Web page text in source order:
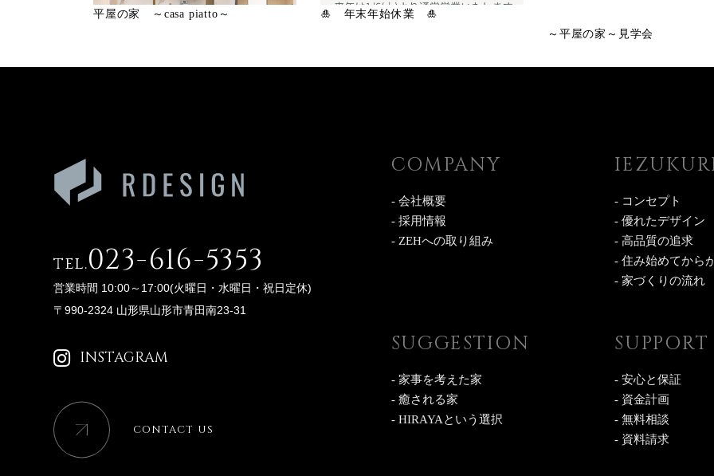
平屋の家 ～casa piatto～
🎍 年末年始休業 🎍
～平屋の家～見学会
tel.023-616-5353
営業時間 10:00～17:00(火曜日・水曜日・祝日定休)
〒990-2324 山形県山形市青田南23-31
INSTAGRAM
CONTACT US
COMPANY
- 会社概要
- 採用情報
- ZEHへの取り組み
- コンセプト
- 優れたデザイン
- 高品質の追求
- 住み始めてから
- 家づくりの流れ
SUGGESTION
- 家事を考えた家
- 癒される家
- HIRAYAという選択
SUPPORT
- 安心と保証
- 資金計画
- 無料相談
- 資料請求